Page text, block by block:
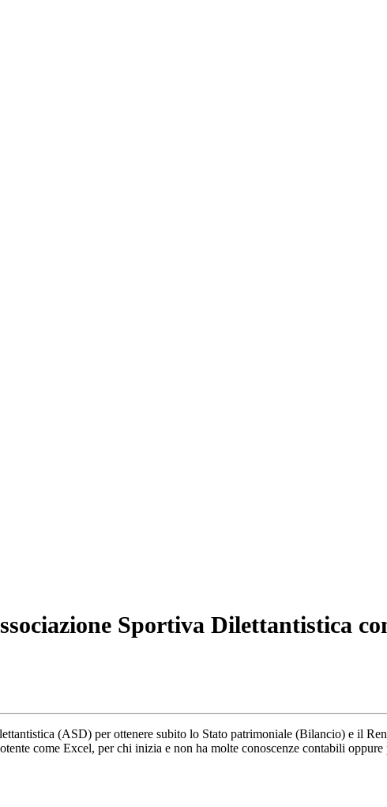
Sportiva Dilettantistica
(ASD) per ottenere subito lo Stato patrimoniale (Bilancio) e il
come Excel, per chi inizia e non ha molte conoscenze contabili